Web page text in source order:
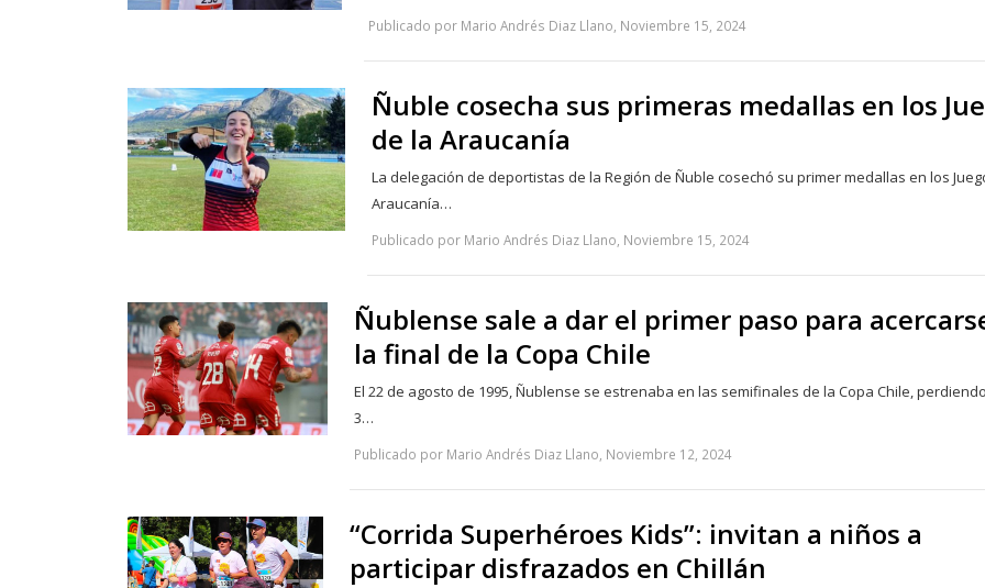
Publicado por Mario Andrés Diaz Llano, Noviembre 15, 2024
Ñuble cosecha sus primeras medallas en los
de la Araucanía
La delegación de deportistas de la Región de Ñuble cosechó su primer medallas en los
Araucanía…
Publicado por Mario Andrés Diaz Llano, Noviembre 15, 2024
Ñublense sale a dar el primer paso para
la final de la Copa Chile
El 22 de agosto de 1995, Ñublense se estrenaba en las semifinales de la Copa Chile,
3…
Publicado por Mario Andrés Diaz Llano, Noviembre 12, 2024
“Corrida Superhéroes Kids”: invitan a niños a
participar disfrazados en Chillán